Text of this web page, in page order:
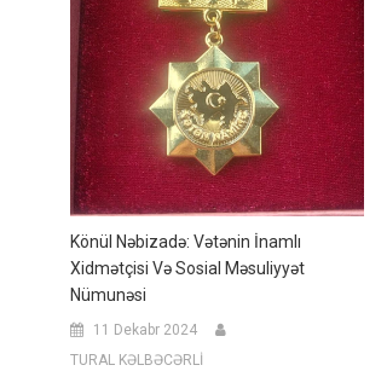
Könül Nəbizadə: Vətənin İnamlı
Xidmətçisi Və Sosial Məsuliyyət
Nümunəsi
11 Dekabr 2024
TURAL KƏLBƏCƏRLİ